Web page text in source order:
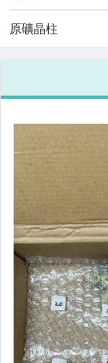
原礦晶柱